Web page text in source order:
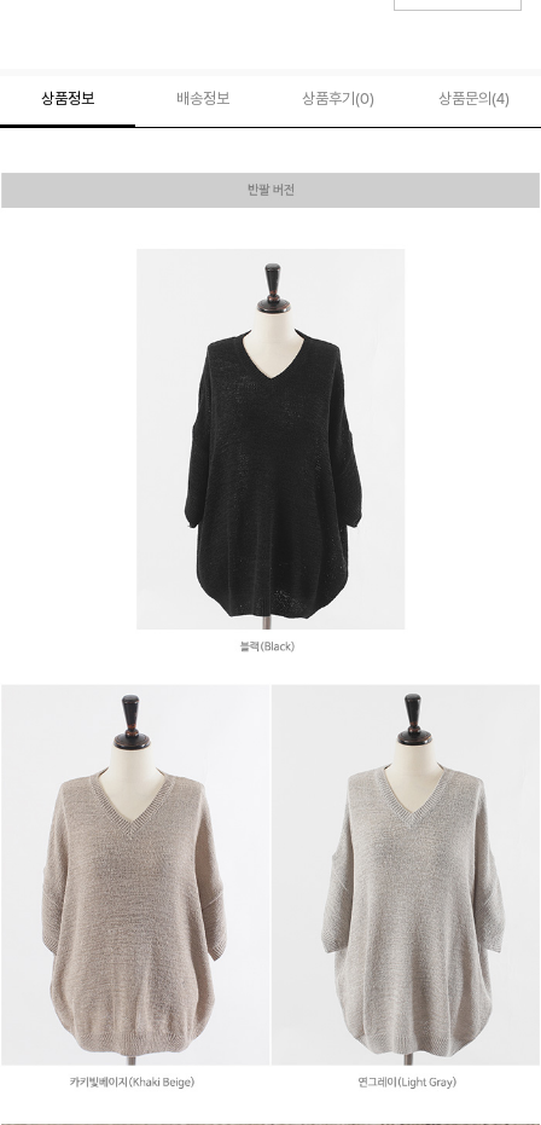
상품정보 배송정보 상품후기(0) 상품문의 (4)